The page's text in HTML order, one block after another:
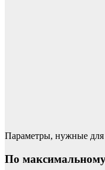
Параметры, нужные для
По максимальному